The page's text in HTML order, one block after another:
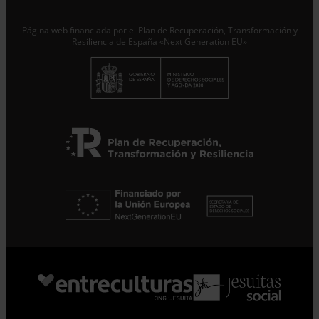
Suscribirme
Página web financiada por el Plan de Recuperación, Transformación y
Resiliencia de España «Next Generation EU»